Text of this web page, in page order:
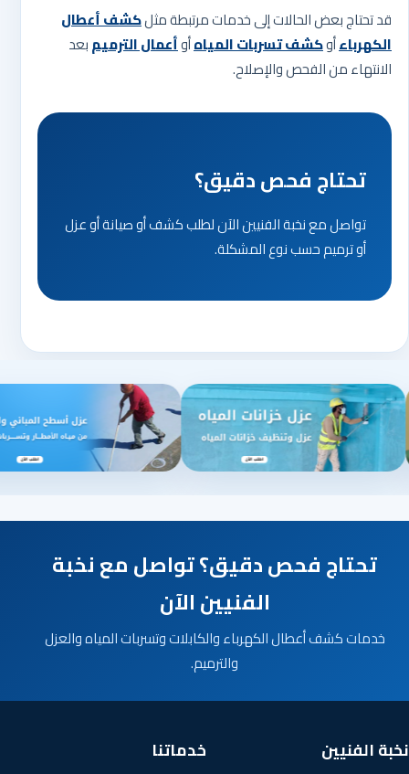
قد تحتاج بعض الحالات إلى خدمات مرتبطة مثلكشف أعطال
الكهرباءأوكشف تسربات المياهأوأعمال الترميمبعد
الانتهاء من الفحص والإصلاح.
تحتاج فحص دقيق؟
تواصل مع نخبة الفنيين الآن لطلب كشف أو صيانة أو عزل
أو ترميم حسب نوع المشكلة.
تحتاج فحص دقيق؟ تواصل مع نخبة
الفنيين الآن
خدمات كشف أعطال الكهرباء والكابلات وتسربات المياه والعزل
والترميم.
نخبة الفنيين خدماتنا